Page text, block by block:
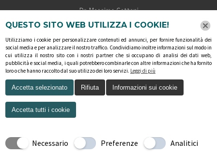
Dr. Massimo Cattani
P.iva: 02028160345
Numero iscrizione albo: 4910
Social
QUESTO SITO WEB UTILIZZA I COOKIE!
Utilizziamo i cookie per personalizzare contenuti ed annunci, per fornire funzionalità dei
social media e per analizzare il nostro traffico. Condividiamo inoltre informazioni sul modo in
cui utilizza il nostro sito con i nostri partner che si occupano di analisi dei dati web,
pubblicità e social media, i quali potrebbero combinarle con altre informazioni che ha fornito
loro o che hanno raccolto dal suo utilizzo dei loro servizi. Leggi di più
Accetta selezionato Rifiuta Informazioni sui cookie
Accetta tutti i cookie
Necessario Preferenze Analitici